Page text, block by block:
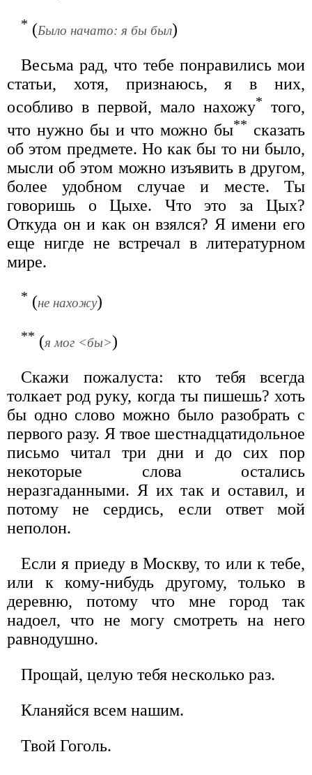
* (Было начато: я бы был)
Весьма рад, что тебе понравились мои
статьи, хотя, признаюсь, я в них,
особливо в первой, мало нахожу* того,
что нужно бы и что можно бы** сказать
об этом предмете. Но как бы то ни было,
мысли об этом можно изъявить в другом,
более удобном случае и месте. Ты
говоришь о Цыхе. Что это за Цых?
Откуда он и как он взялся? Я имени его
еще нигде не встречал в литературном
мире.
* (не нахожу)
** (я мог <бы>)
Скажи пожалуста: кто тебя всегда
толкает род руку, когда ты пишешь? хоть
бы одно слово можно было разобрать с
первого разу. Я твое шестнадцатидольное
письмо читал три дни и до сих пор
некоторые слова остались
неразгаданными. Я их так и оставил, и
потому не сердись, если ответ мой
неполон.
Если я приеду в Москву, то или к тебе,
или к кому-нибудь другому, только в
деревню, потому что мне город так
надоел, что не могу смотреть на него
равнодушно.
Прощай, целую тебя несколько раз.
Кланяйся всем нашим.
Твой Гоголь.